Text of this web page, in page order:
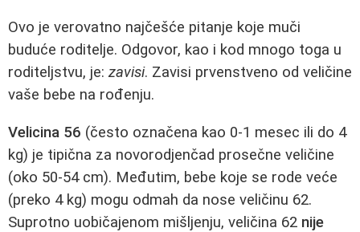
Ovo je verovatno najčešće pitanje koje muči
buduće roditelje. Odgovor, kao i kod mnogo toga u
roditeljstvu, je: zavisi. Zavisi prvenstveno od veličine
vaše bebe na rođenju.
Velicina 56 (često označena kao 0-1 mesec ili do 4
kg) je tipična za novorodjenčad prosečne veličine
(oko 50-54 cm). Međutim, bebe koje se rode veće
(preko 4 kg) mogu odmah da nose veličinu 62.
Suprotno uobičajenom mišljenju, veličina 62 nije